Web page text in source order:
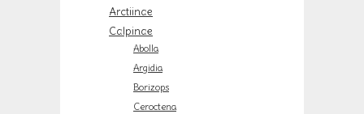
Arctiinae
Calpinae
Abolla
Argidia
Borizops
Ceroctena